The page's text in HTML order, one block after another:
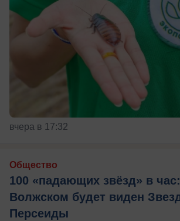
вчера в 17:32
Общество
100 «падающих звёзд» в
Волжском будет виден
Персеиды